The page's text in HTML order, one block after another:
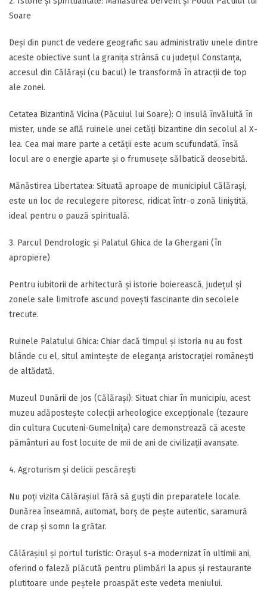
Soare
​Deși din punct de vedere geografic sau administrativ unele dintre
aceste obiective sunt la granița strânsă cu județul Constanța,
accesul din Călărași (cu bacul) le transformă în atracții de top
ale zonei.
​Cetatea Bizantină Vicina (Păcuiul lui Soare): O insulă învăluită în
mister, unde se află ruinele unei cetăți bizantine din secolul al X-
lea. Cea mai mare parte a cetății este acum scufundată, însă
locul are o energie aparte și o frumusețe sălbatică deosebită.
​Mănăstirea Libertatea: Situată aproape de municipiul Călărași,
este un loc de reculegere pitoresc, ridicat într-o zonă liniștită,
ideal pentru o pauză spirituală.
​3. Parcul Dendrologic și Palatul Ghica de la Ghergani (în
apropiere)
​Pentru iubitorii de arhitectură și istorie boierească, județul și
zonele sale limitrofe ascund povești fascinante din secolele
trecute.
​Ruinele Palatului Ghica: Chiar dacă timpul și istoria nu au fost
blânde cu el, situl amintește de eleganța aristocrației românești
de altădată.
​Muzeul Dunării de Jos (Călărași): Situat chiar în municipiu, acest
muzeu adăpostește colecții arheologice excepționale (tezaure
din cultura Cucuteni-Gumelnița) care demonstrează că aceste
pământuri au fost locuite de mii de ani de civilizații avansate.
​4. Agroturism și delicii pescărești
​Nu poți vizita Călărașiul fără să guști din preparatele locale.
Dunărea înseamnă, automat, borș de pește autentic, saramură
de crap și somn la grătar.
​Călărașiul și portul turistic: Orașul s-a modernizat în ultimii ani,
oferind o faleză plăcută pentru plimbări la apus și restaurante
plutitoare unde peștele proaspăt este vedeta meniului.